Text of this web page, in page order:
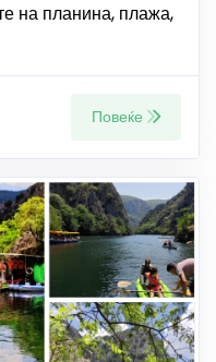
на планина, плажа,
Повеќе